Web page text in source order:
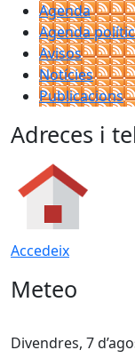
Agenda
Agenda
Avisos
Notícies
Publicacions
Adreces i
Accedeix
Meteo
Divendres, 7